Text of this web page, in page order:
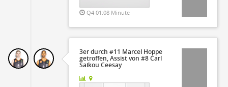
Q4 01:08 Minute
3er durch #11 Marcel Hoppe
getroffen, Assist von #8 Carl
Saikou Ceesay